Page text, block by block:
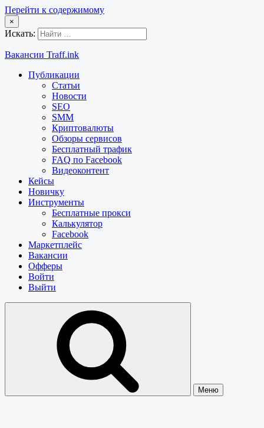
Перейти к содержимому
×
Искать:
Вакансии Traff.ink
Публикации
Статьи
Новости
SEO
SMM
Криптовалюты
Обзоры сервисов
Бесплатный трафик
FAQ по Facebook
Видеоконтент
Кейсы
Новичку
Инструменты
Бесплатные прокси
Калькулятор
Facebook
Маркетплейс
Вакансии
Офферы
Войти
Выйти
Меню